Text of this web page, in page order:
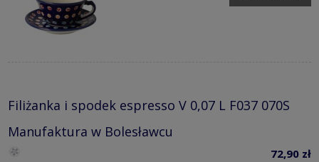
Filiżanka i spodek espresso V 0,07 L F037 070S
Manufaktura w Bolesławcu
72,90 zł